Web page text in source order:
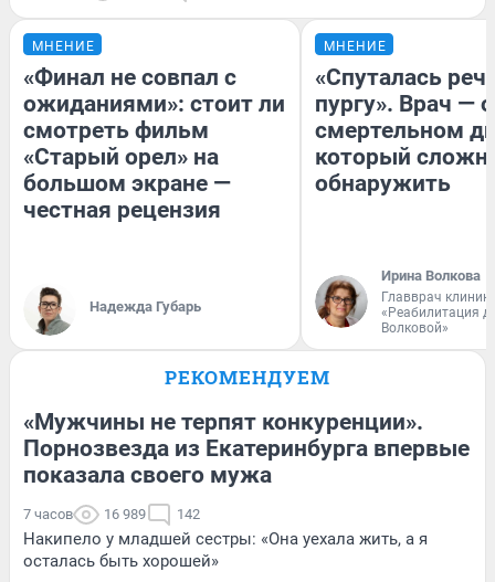
МНЕНИЕ
«Финал не совпал с
ожиданиями»: стоит ли
смотреть фильм
«Старый орел» на
большом экране —
честная рецензия
Надежда Губарь
МНЕНИЕ
«Спуталась
пургу». Врач — о
смертельном
который
обнаружить
Ирина Волкова
Главврач
«Реабилитация
Волковой»
РЕКОМЕНДУЕМ
«Мужчины не терпят конкуренции».
Порнозвезда из Екатеринбурга впервые
показала своего мужа
7 часов 16 989 142
Накипело у младшей сестры: «Она уехала жить, а я
осталась быть хорошей»